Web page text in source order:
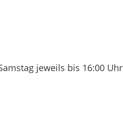
jeweils bis 16:00 Uhr